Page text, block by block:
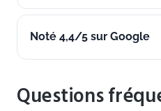
Noté 4,4/5 sur Google
Questions